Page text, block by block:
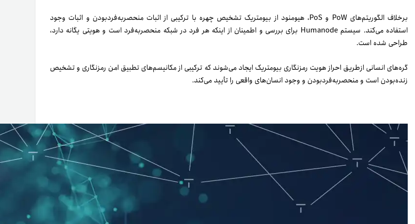
برخلاف الگوریتم‌های PoW و PoS، هیومنود از بیومتریک تشخیص چهره با ترکیبی از اثبات منحصر‌به‌فردبودن و اثبات وجود
استفاده می‌کند. سیستم Humanode برای بررسی و اطمینان از اینکه هر فرد در شبکه منحصر‌به‌فرد است و هویتی یگانه دارد،
طراحی شده است.
گره‌های انسانی از‌طریق احراز هویت رمزنگاری بیومتریک ایجاد می‌شوند که ترکیبی از مکانیسم‌های تطبیق امن رمزنگاری و تشخیص
زنده‌بودن است و منحصر‌به‌فرد‌بودن و وجود انسان‌های واقعی را تأیید می‌کند.